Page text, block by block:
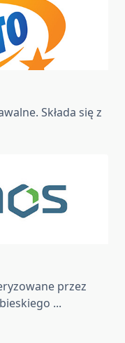
Składa się z
przez
...